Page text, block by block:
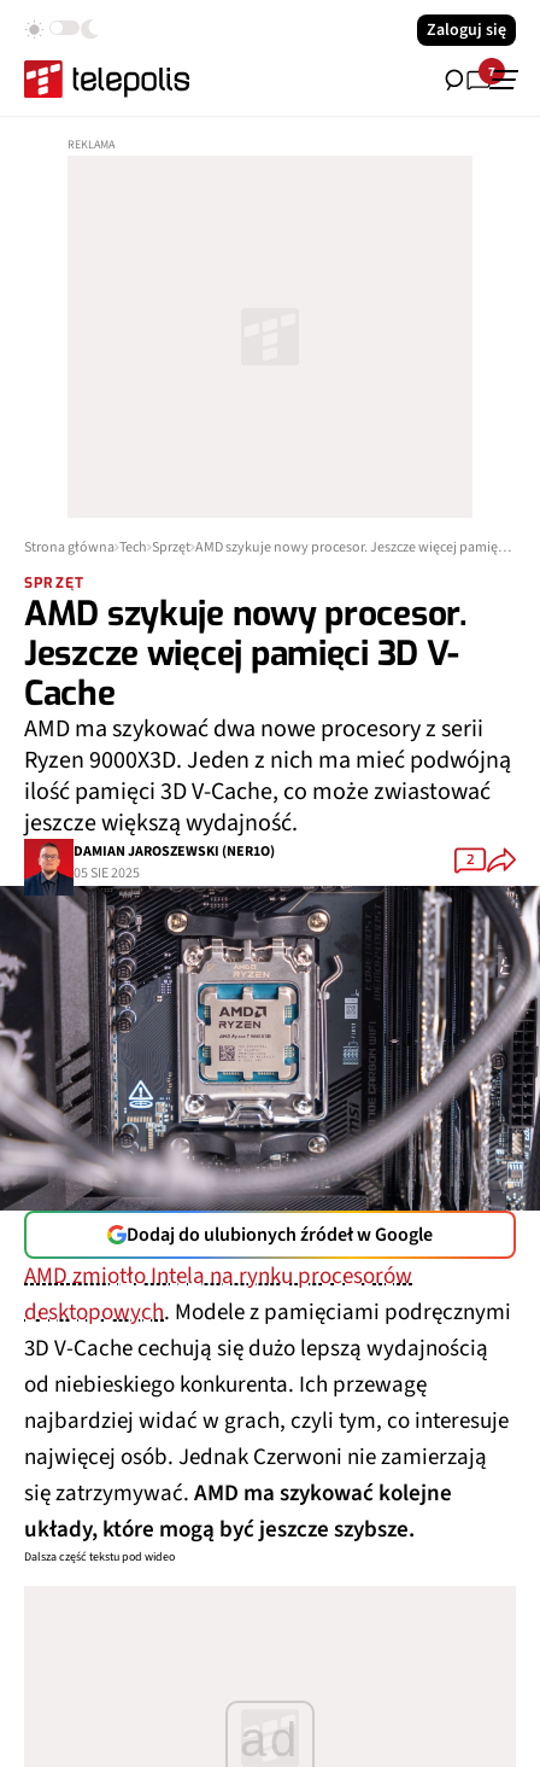
Zaloguj się
7
Strona główna Tech Sprzęt AMD szykuje nowy procesor. Jeszcze więcej pamięci 3D V-Cache
SPRZĘT
AMD szykuje nowy procesor.
Jeszcze więcej pamięci 3D V-
Cache
AMD ma szykować dwa nowe procesory z serii
Ryzen 9000X3D. Jeden z nich ma mieć podwójną
ilość pamięci 3D V-Cache, co może zwiastować
jeszcze większą wydajność.
DAMIAN JAROSZEWSKI (NER1O)
05 SIE 2025
2
Dodaj do ulubionych źródeł w Google
AMD zmiotło Intela na rynku procesorów
desktopowych. Modele z pamięciami podręcznymi
3D V-Cache cechują się dużo lepszą wydajnością
od niebieskiego konkurenta. Ich przewagę
najbardziej widać w grach, czyli tym, co interesuje
najwięcej osób. Jednak Czerwoni nie zamierzają
się zatrzymywać.AMD ma szykować kolejne
układy, które mogą być jeszcze szybsze.
Dalsza część tekstu pod wideo
ad